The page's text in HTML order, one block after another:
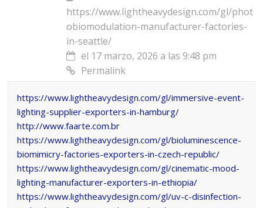
https://www.lightheavydesign.com/gl/phot
obiomodulation-manufacturer-factories-
in-seattle/
el 17 marzo, 2026 a las 9:48 pm
Permalink
https://www.lightheavydesign.com/gl/immersive-event-
lighting-supplier-exporters-in-hamburg/
http://www.faarte.com.br
https://www.lightheavydesign.com/gl/bioluminescence-
biomimicry-factories-exporters-in-czech-republic/
https://www.lightheavydesign.com/gl/cinematic-mood-
lighting-manufacturer-exporters-in-ethiopia/
https://www.lightheavydesign.com/gl/uv-c-disinfection-